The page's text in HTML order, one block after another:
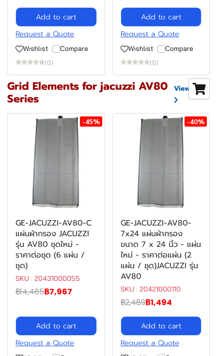
Add to cart
Request a Quote
Wishlist
Compare
(0)
Add to cart
Request a Quote
Wishlist
Compare
(0)
Grid Elements for jacuzzi AV80
Series
View more
-45%
GE-JACUZZI-AV80-C
แผ่นผ้ากรอง JACUZZI
รุ่น AV80 ชุดใหม่ -
ราคาต่อชุด (6 แผ่น /
ชุด)
SKU : 20431000055
฿14,485฿7,967
Add to cart
Request a Quote
-40%
GE-JACUZZI-AV80-
7x24 แผ่นผ้ากรอง
ขนาด 7 x 24 นิ้ว - แผ่น
ใหม่ - ราคาต่อแผ่น (2
แผ่น / ชุด)JACUZZI รุ่น
AV80
SKU : 20421000110
฿2,489฿1,494
Add to cart
Request a Quote